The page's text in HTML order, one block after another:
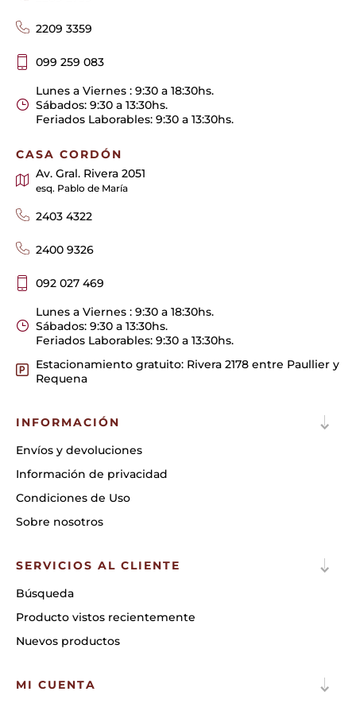
2209 3359
099 259 083
Lunes a Viernes : 9:30 a 18:30hs.
Sábados: 9:30 a 13:30hs.
Feriados Laborables: 9:30 a 13:30hs.
CASA CORDÓN
Av. Gral. Rivera 2051
esq. Pablo de María
2403 4322
2400 9326
092 027 469
Lunes a Viernes : 9:30 a 18:30hs.
Sábados: 9:30 a 13:30hs.
Feriados Laborables: 9:30 a 13:30hs.
Estacionamiento gratuito: Rivera 2178 entre Paullier y
Requena
INFORMACIÓN
Envíos y devoluciones
Información de privacidad
Condiciones de Uso
Sobre nosotros
SERVICIOS AL CLIENTE
Búsqueda
Producto vistos recientemente
Nuevos productos
MI CUENTA